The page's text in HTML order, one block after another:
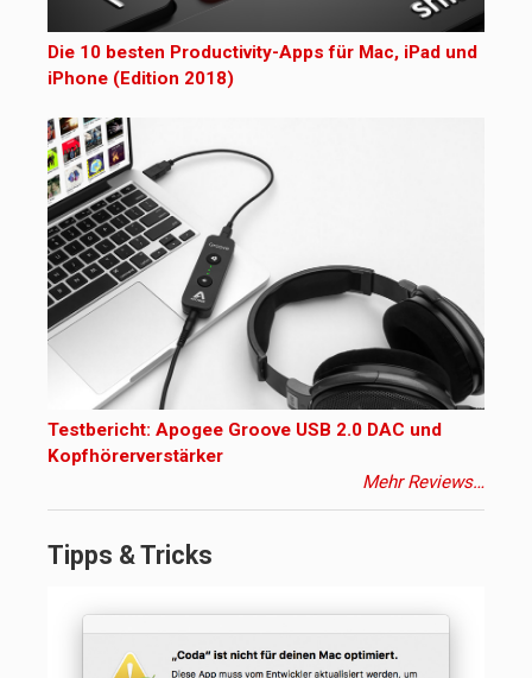
Die 10 besten Productivity-Apps für Mac, iPad und
iPhone (Edition 2018)
Testbericht: Apogee Groove USB 2.0 DAC und
Kopfhörerverstärker
Mehr Reviews…
Tipps & Tricks